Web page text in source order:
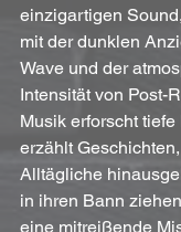
einzigartigen
mit der dunklen
Wave und der
Intensität von Post-
Musik erforscht
erzählt
Alltägliche
in ihren Bann
eine mitreißende